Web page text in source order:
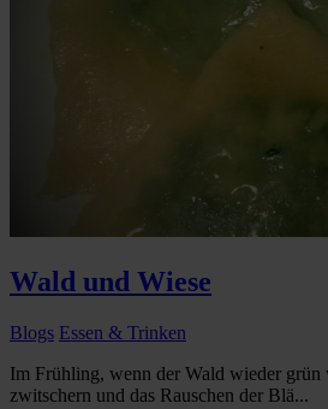
Wald und Wiese
Blogs Essen & Trinken
Im Frühling, wenn der Wald wieder
zwitschern und das Rauschen der Blä...